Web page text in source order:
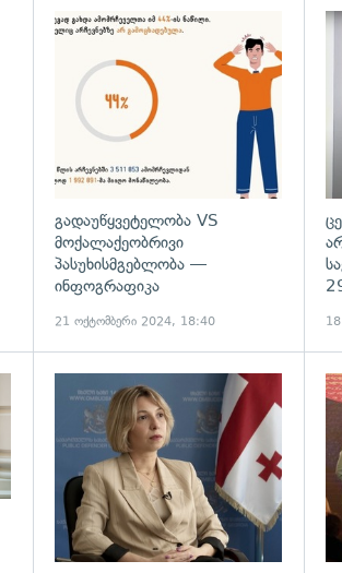
გადაუწყვეტელობა VS
მოქალაქეობრივი
პასუხისმგებლობა —
ინფოგრაფიკა
21 ოქტომბერი 2024, 18:40
გადახედვა